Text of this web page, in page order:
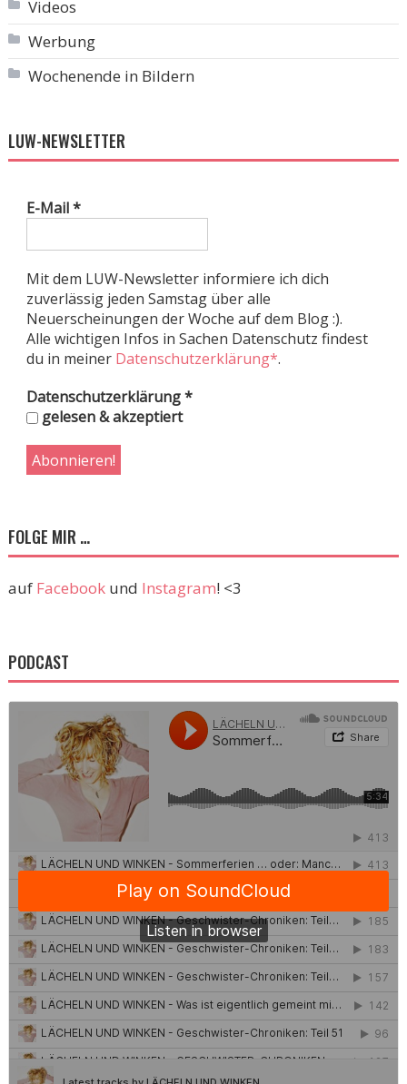
Videos
Werbung
Wochenende in Bildern
LUW-NEWSLETTER
E-Mail*
Mit dem LUW-Newsletter informiere ich dich
zuverlässig jeden Samstag über alle
Neuerscheinungen der Woche auf dem Blog :).
Alle wichtigen Infos in Sachen Datenschutz findest
du in meiner Datenschutzerklärung*.
Datenschutzerklärung*
gelesen & akzeptiert
FOLGE MIR …
auf Facebookund Instagram! <3
PODCAST